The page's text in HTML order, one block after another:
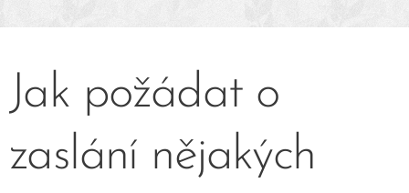
Jak požádat o
zaslání nějakých